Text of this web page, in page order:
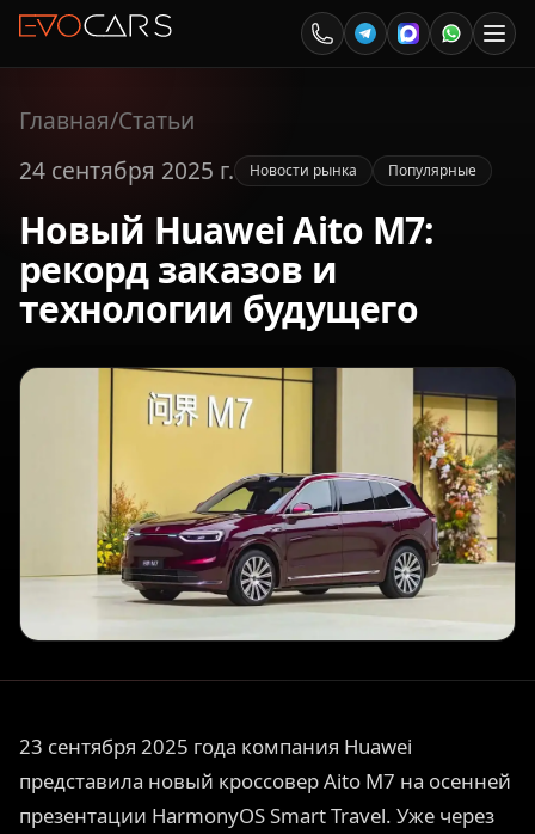
Главная/Статьи
24 сентября 2025 г.
Новости рынка Популярные
Новый Huawei Aito M7:
рекорд заказов и
технологии будущего
23 сентября 2025 года компания Huawei
представила новый кроссовер Aito M7 на осенней
презентации HarmonyOS Smart Travel. Уже через